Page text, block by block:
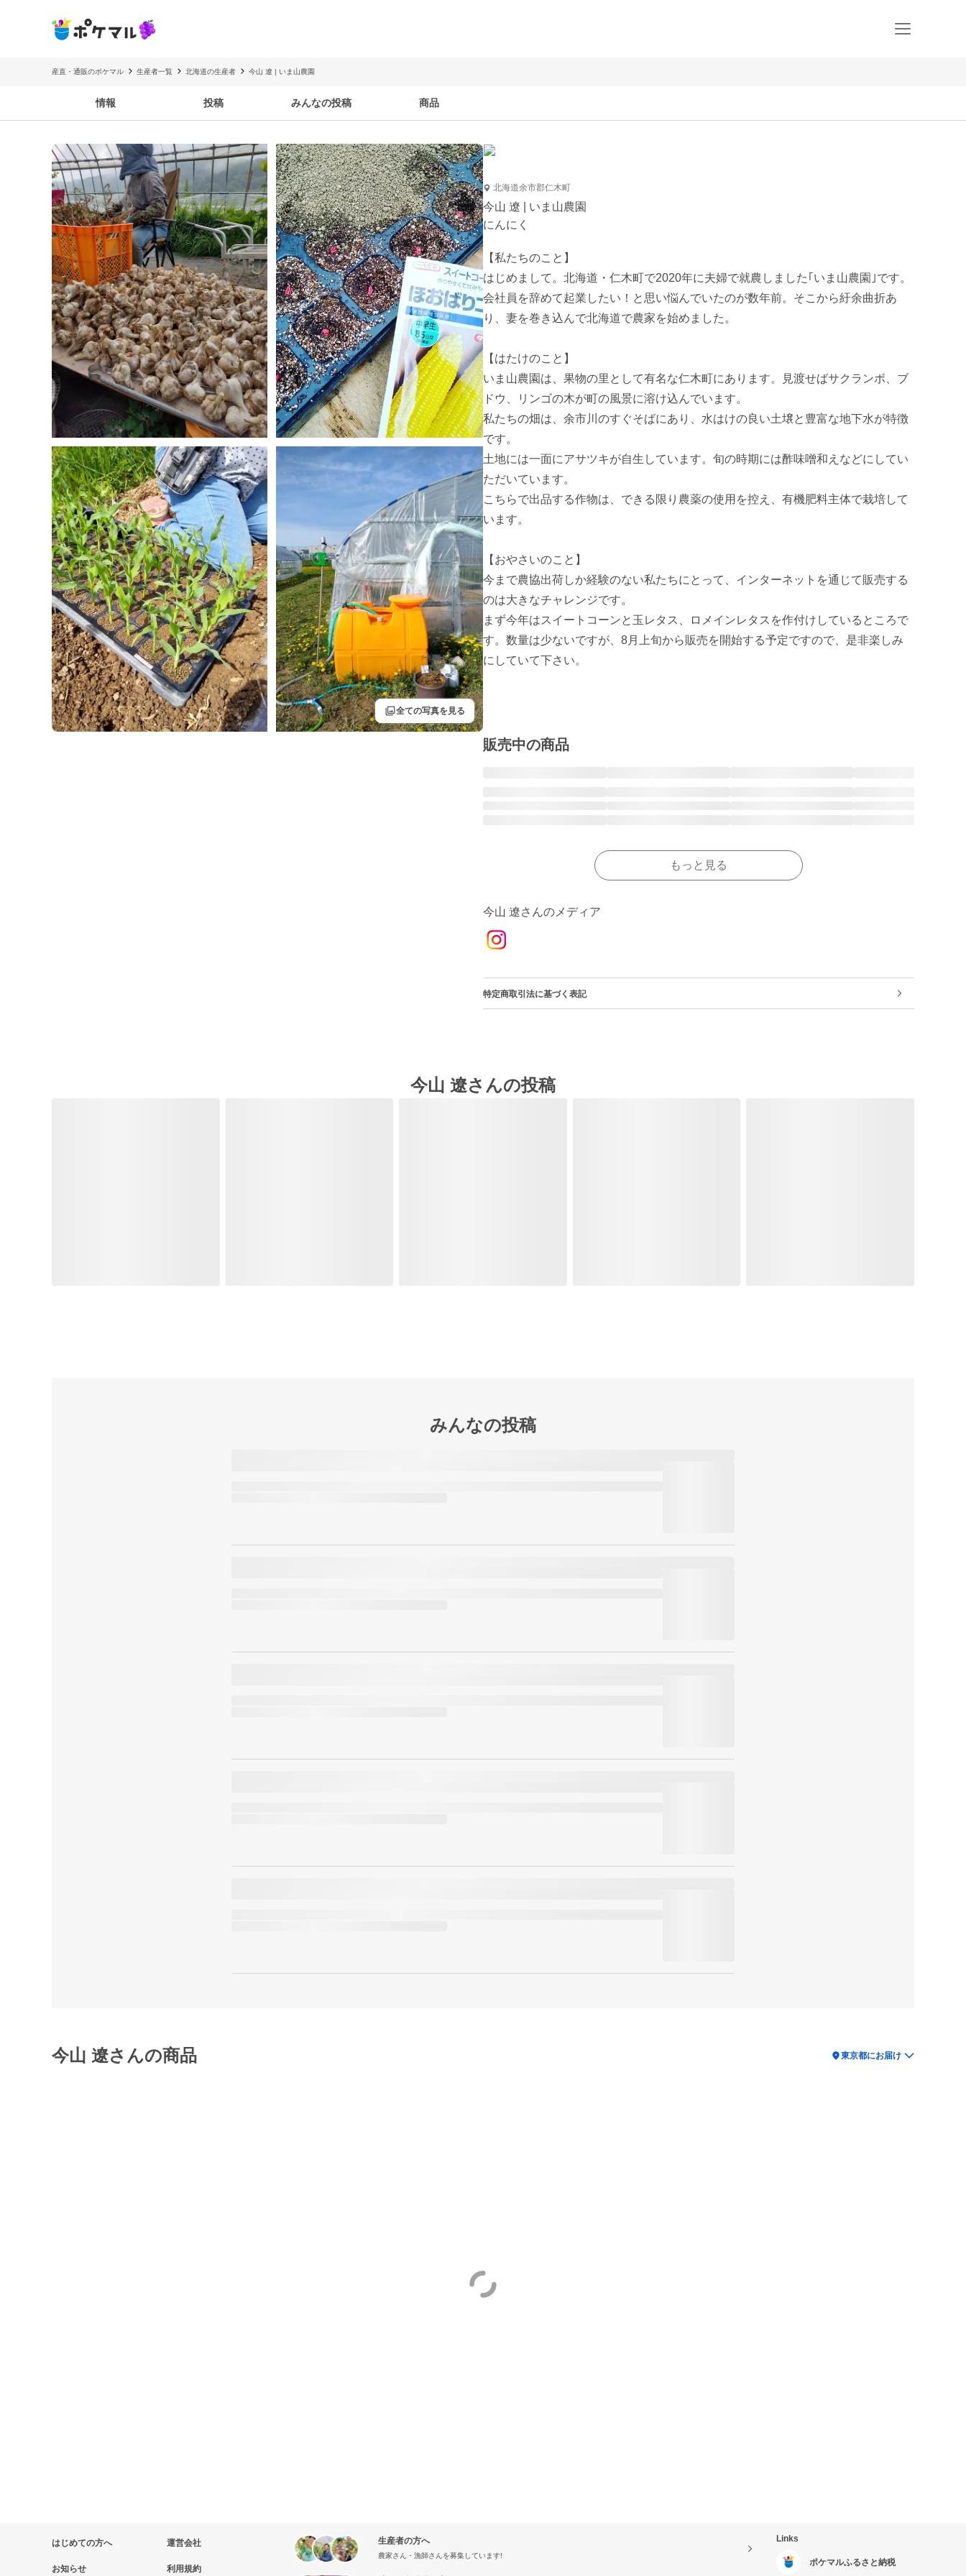
産直・通販のポケマル 生産者一覧 北海道の生産者 今山 遼 | いま山農園
情報 投稿 みんなの投稿 商品
filter全ての写真を見る
北海道余市郡仁木町
今山 遼 | いま山農園
にんにく
【私たちのこと】
はじめまして。北海道・仁木町で2020年に夫婦で就農しました｢いま山農園｣です。
会社員を辞めて起業したい！と思い悩んでいたのが数年前。そこから紆余曲折あ
り、妻を巻き込んで北海道で農家を始めました。
【はたけのこと】
いま山農園は、果物の里として有名な仁木町にあります。見渡せばサクランボ、ブ
ドウ、リンゴの木が町の風景に溶け込んでいます。
私たちの畑は、余市川のすぐそばにあり、水はけの良い土壌と豊富な地下水が特徴
です。
土地には一面にアサツキが自生しています。旬の時期には酢味噌和えなどにしてい
ただいています。
こちらで出品する作物は、できる限り農薬の使用を控え、有機肥料主体で栽培して
います。
【おやさいのこと】
今まで農協出荷しか経験のない私たちにとって、インターネットを通じて販売する
のは大きなチャレンジです。
まず今年はスイートコーンと玉レタス、ロメインレタスを作付けしているところで
す。数量は少ないですが、8月上旬から販売を開始する予定ですので、是非楽しみ
にしていて下さい。
販売中の商品
もっと見る
今山 遼さんのメディア
特定商取引法に基づく表記
今山 遼さんの投稿
みんなの投稿
今山 遼さんの商品 location_on東京都にお届け
はじめての方へ
お知らせ
運営会社
利用規約
生産者の方へ
農家さん・漁師さんを募集しています!
Links
ポケマルふるさと納税